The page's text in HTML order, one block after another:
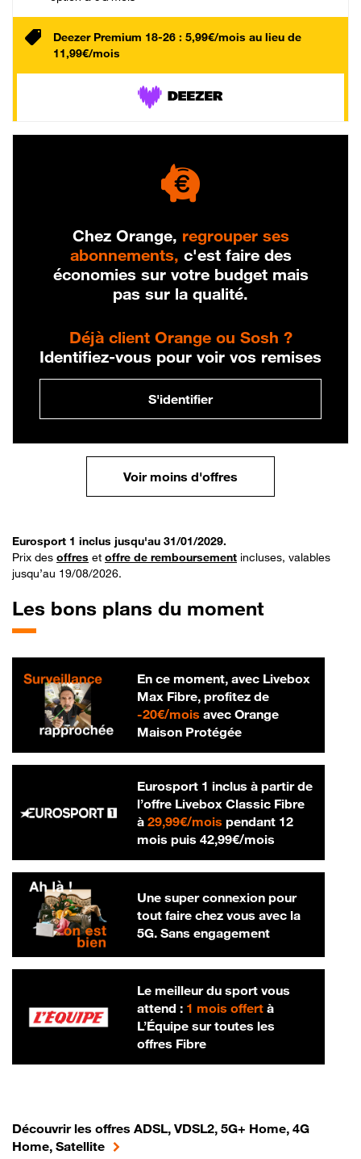
Deezer Premium 18-26 : 5,99€/mois au lieu de
11,99€/mois
Chez Orange, regrouper ses
abonnements, c'est faire des
économies sur votre budget mais
pas sur la qualité.
Déjà client Orange ou Sosh ?
Identifiez-vous pour voir vos remises
S'identifier
Voir moins d'offres
Eurosport 1 inclus jusqu'au 31/01/2029.
Prix des offres et offre de remboursement incluses, valables
jusqu’au 19/08/2026.
Les bons plans du moment
En ce moment, avec Livebox
Max Fibre, profitez de
-20€/mois20 € par mois
avec Orange
Maison Protégée
Eurosport 1 inclus à partir de
l’offre Livebox Classic Fibre
à 29,99€/mois29,99 € par mois
pendant 12
mois puis 42,99€/mois42,99 € par
Une super connexion pour
tout faire chez vous avec la
5G. Sans engagement
Le meilleur du sport vous
attend : 1 mois offertà
L’Équipe sur toutes les
offres Fibre
Découvrir les offres ADSL, VDSL2, 5G+ Home, 4G
Home, Satellite